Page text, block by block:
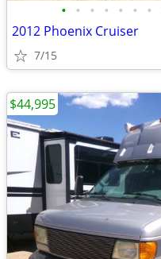
• • • • • • •
2012 Phoenix Cruiser
7/15
$44,995